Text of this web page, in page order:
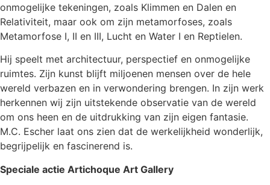
onmogelijke tekeningen, zoals Klimmen en Dalen en
Relativiteit, maar ook om zijn metamorfoses, zoals
Metamorfose I, II en III, Lucht en Water I en Reptielen.
Hij speelt met architectuur, perspectief en onmogelijke
ruimtes. Zijn kunst blijft miljoenen mensen over de hele
wereld verbazen en in verwondering brengen. In zijn werk
herkennen wij zijn uitstekende observatie van de wereld
om ons heen en de uitdrukking van zijn eigen fantasie.
M.C. Escher laat ons zien dat de werkelijkheid wonderlijk,
begrijpelijk en fascinerend is.
Speciale actie Artichoque Art Gallery